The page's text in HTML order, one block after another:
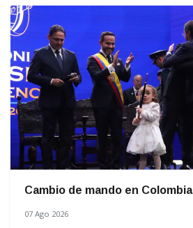
Cambio de mando en Colombia
07 Ago 2026